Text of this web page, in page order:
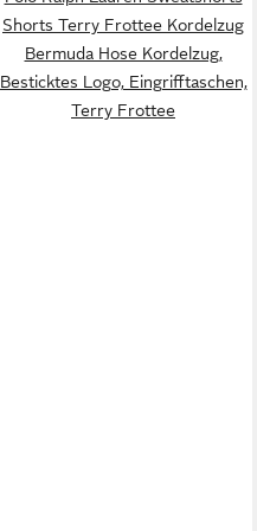
Shorts Terry Frottee Kordelzug
Bermuda Hose Kordelzug,
Besticktes Logo, Eingrifftaschen,
Terry Frottee